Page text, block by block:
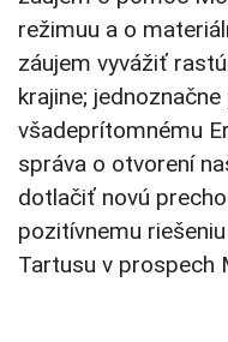
režimuu a o
záujem vyvážiť
krajine;
všadeprítomnému
správa o otvorení
dotlačiť novú
pozitívnemu
Tartusu v prospech